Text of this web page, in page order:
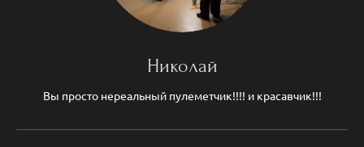
Николай
Вы просто нереальный пулеметчик!!!! и красавчик!!!